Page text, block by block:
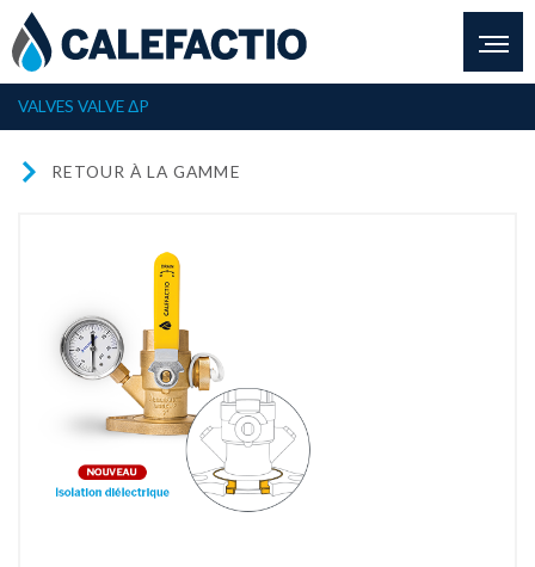
VALVES VALVE ΔP
RETOUR À LA GAMME